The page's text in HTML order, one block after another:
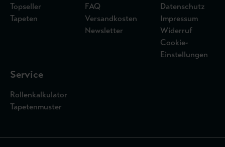
Topseller
Tapeten
FAQ
Versandkosten
Newsletter
Datenschutz
Impressum
Widerruf
Cookie-
Einstellungen
Service
Rollenkalkulator
Tapetenmuster